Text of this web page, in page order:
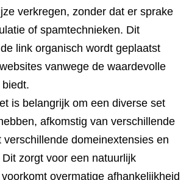
verkregen, zonder dat er sprake
of spamtechnieken. Dit
link organisch wordt geplaatst
vanwege de waardevolle
is belangrijk om een diverse set
afkomstig van verschillende
verschillende domeinextensies en
zorgt voor een natuurlijk
voorkomt overmatige afhankelijkheid